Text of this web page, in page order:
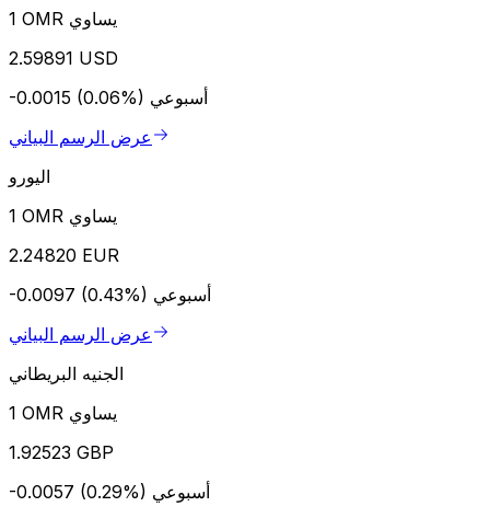
1 OMR يساوي
2.59891 USD
-0.0015 (0.06%) أسبوعي
عرض الرسم البياني
اليورو
1 OMR يساوي
2.24820 EUR
-0.0097 (0.43%) أسبوعي
عرض الرسم البياني
الجنيه البريطاني
1 OMR يساوي
1.92523 GBP
-0.0057 (0.29%) أسبوعي